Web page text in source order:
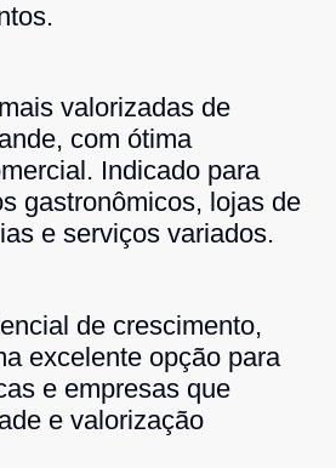
valorizadas de
com ótima
Indicado para
gastronômicos, lojas de
e serviços variados.
de crescimento,
excelente opção para
e empresas que
e valorização